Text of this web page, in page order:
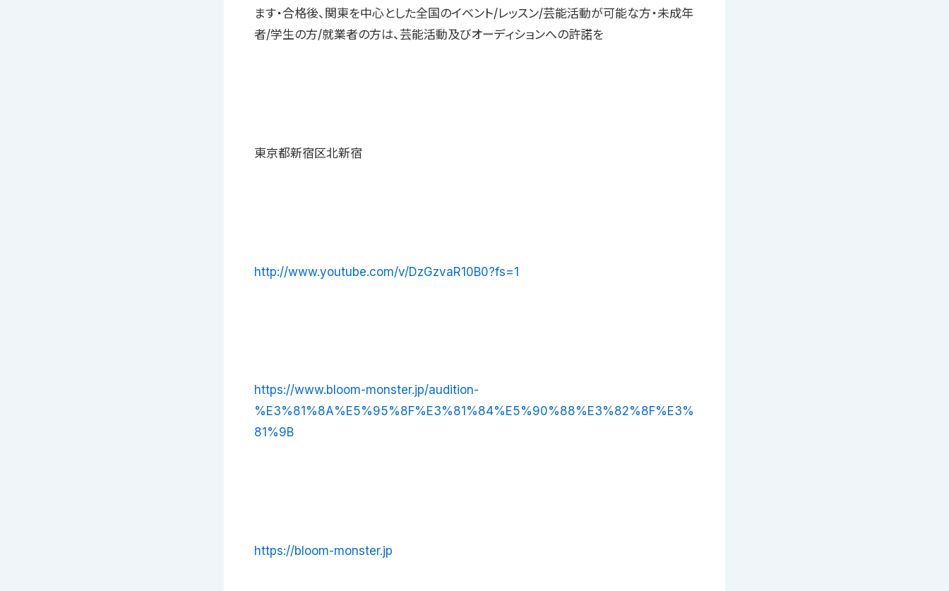
ます・合格後、関東を中心とした全国のイベント/レッスン/芸能活動が可能な方・未成年
者/学生の方/就業者の方は、芸能活動及びオーディションへの許諾を
東京都新宿区北新宿
http://www.youtube.com/v/DzGzvaR10B0?fs=1
https://www.bloom-monster.jp/audition-
%E3%81%8A%E5%95%8F%E3%81%84%E5%90%88%E3%82%8F%E3%
81%9B
https://bloom-monster.jp